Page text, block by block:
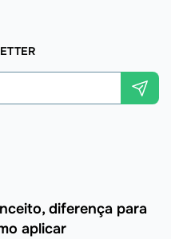
diferença para
aplicar